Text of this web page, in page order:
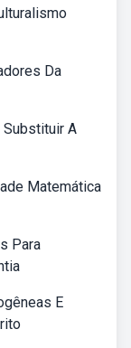
Da
A
Matemática
Para
E